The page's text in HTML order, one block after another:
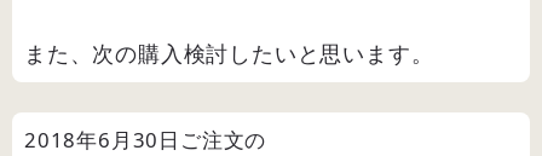
また、次の購入検討したいと思います。
2018年6月30日ご注文の